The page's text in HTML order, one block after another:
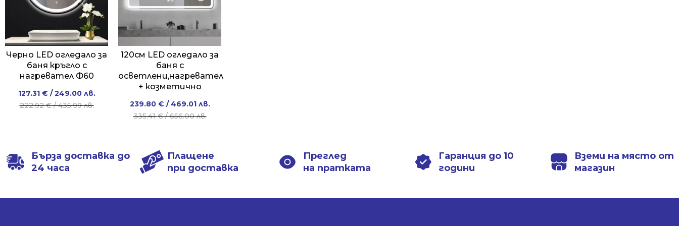
Черно LED огледало за
баня кръгло с
нагревател Ф60
222.92€/ 435.99 лв.
Original
price
435.99 лв..
127.31 € / 249.00 лв.
Current
price
249.00 лв..
120см LED огледало за
баня с
осветлени,нагревател
+ козметично
335.41€/ 656.00 лв.
Original
price
/
656.00 лв..
239.80 € / 469.01 лв.
Current
price
/
469.01 лв..
Бърза доставка до
24 часа
Плащене
при доставка
Преглед
на пратката
Гаранция до 10
години
Вземи на място от
магазин